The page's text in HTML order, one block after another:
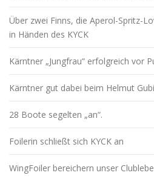
Über zwei Finns, die Aperol-Spritz-
in Händen des KYCK
Kärntner „Jungfrau“ erfolgreich vor
Kärntner gut dabei beim Helmut
28 Boote segelten „an“.
Foilerin schließt sich KYCK an
WingFoiler bereichern unser